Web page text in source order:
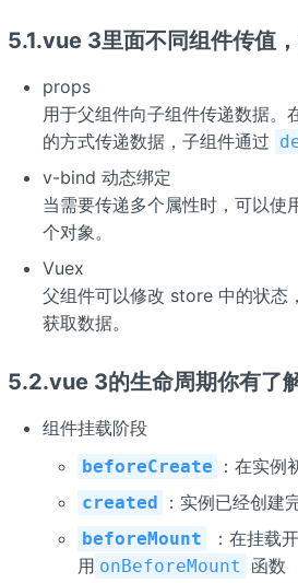
5.1.vue 3里面不同组件传值
props
用于父组件向子组件传递数据。
的方式传递数据，子组件通过
v-bind 动态绑定
当需要传递多个属性时，可以使
个对象。
Vuex
父组件可以修改 store 中的状态
获取数据。
5.2.vue 3的生命周期你有了
组件挂载阶段
beforeCreate ：在实例
created ：实例已经创建
beforeMount
：在挂载
用 onBeforeMount 函数